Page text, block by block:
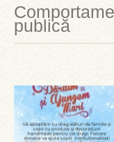
publică